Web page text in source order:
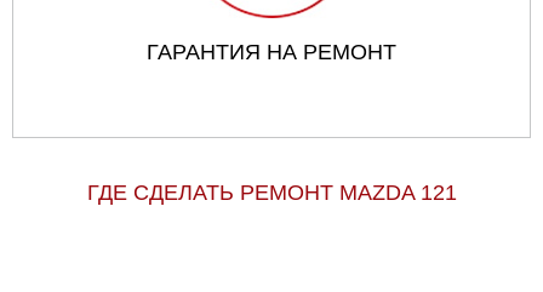
ГАРАНТИЯ НА РЕМОНТ
ГДЕ СДЕЛАТЬ РЕМОНТ MAZDA 121